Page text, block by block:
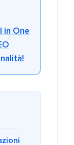
in One